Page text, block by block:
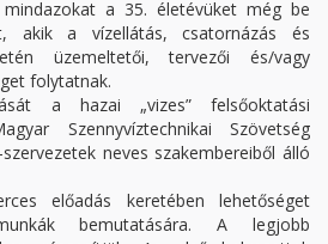
a 35. életévüket még be
akik a vízellátás, csatornázás és
üzemeltetői, tervezői és/vagy
folytatnak.
a hazai „vizes” felsőoktatási
Szennyvíztechnikai Szövetség
neves szakembereiből álló
előadás keretében lehetőséget
bemutatására. A legjobb